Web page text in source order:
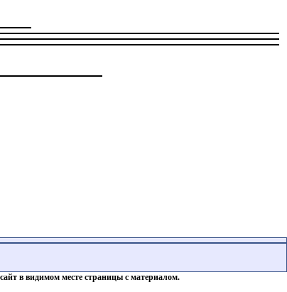
в видимом месте страницы с материалом.